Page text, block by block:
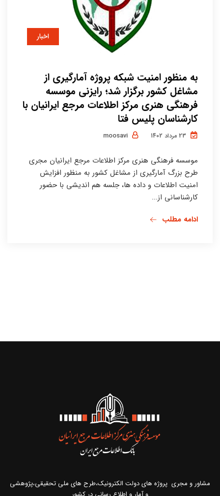
اخبار
به منظور امنیت شبکه پروژه آمارگیری از
مشاغل کشور برگزار شد؛ رایزنی موسسه
فرهنگی هنری مرکز اطلاعات مرجع ایرانیان با
کارشناسان پلیس فتا
موسسه فرهنگی هنری مرکز اطلاعات مرجع ایرانیان مجری
طرح بزرگ آمارگیری از مشاغل کشور به منظور افزایش
امنیت اطلاعات و داده ها، جلسه هم اندیشی با حضور
کارشناسانی از...
ادامه مطلب
مشاور و مجری پروژه های دولت الکترونیک،طرح های ملی تحقیقی،پژوهشی